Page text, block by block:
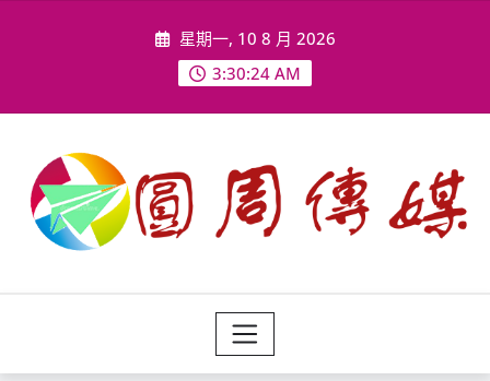
星期一, 10 8 月 2026
3:30:27 AM